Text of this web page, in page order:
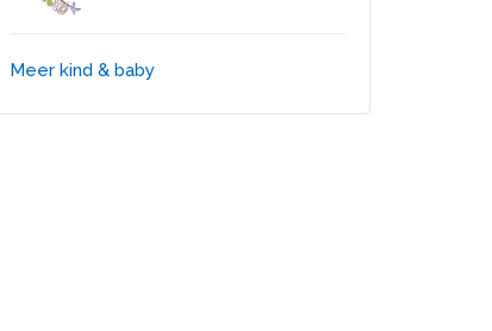
Meer kind & baby